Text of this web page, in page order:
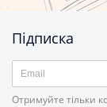
Підписка
Отримуйте тільки